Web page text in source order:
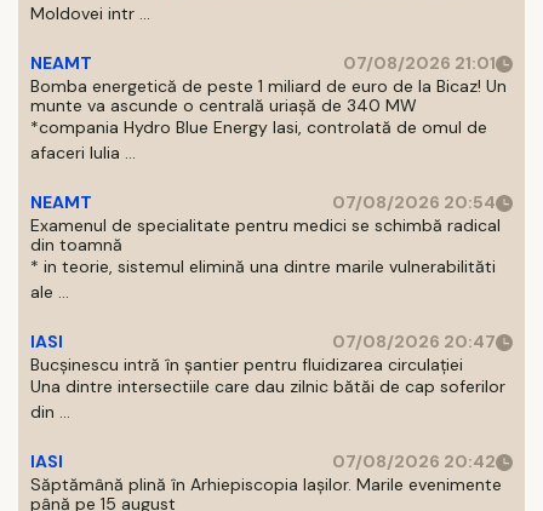
Moldovei intr ...
NEAMT
07/08/2026 21:01
Bomba energetică de peste 1 miliard de euro de la Bicaz! Un
munte va ascunde o centrală uriașă de 340 MW
*compania Hydro Blue Energy Iasi, controlată de omul de
afaceri Iulia ...
NEAMT
07/08/2026 20:54
Examenul de specialitate pentru medici se schimbă radical
din toamnă
* in teorie, sistemul elimină una dintre marile vulnerabilităti
ale ...
IASI
07/08/2026 20:47
Bucșinescu intră în șantier pentru fluidizarea circulației
Una dintre intersectiile care dau zilnic bătăi de cap soferilor
din ...
IASI
07/08/2026 20:42
Săptămână plină în Arhiepiscopia Iașilor. Marile evenimente
până pe 15 august